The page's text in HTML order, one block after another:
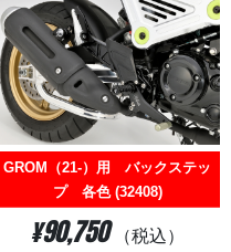
GROM（21-）用 バックステッ
プ 各色 (32408)
¥90,750 （税込）